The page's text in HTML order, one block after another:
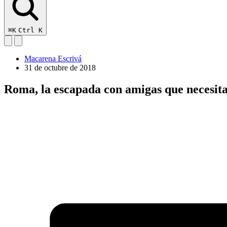
⌘K Ctrl K
Macarena Escrivá
31 de octubre de 2018
Roma, la escapada con amigas que